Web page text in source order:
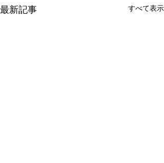
最新記事 すべて表示